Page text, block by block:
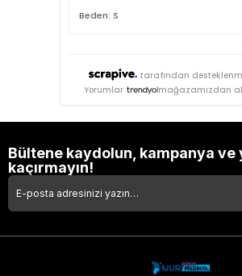
Beden: S
tarafından
Yorumlar
mağazamızdan
Bültene kaydolun, kampanya ve
kaçırmayın!